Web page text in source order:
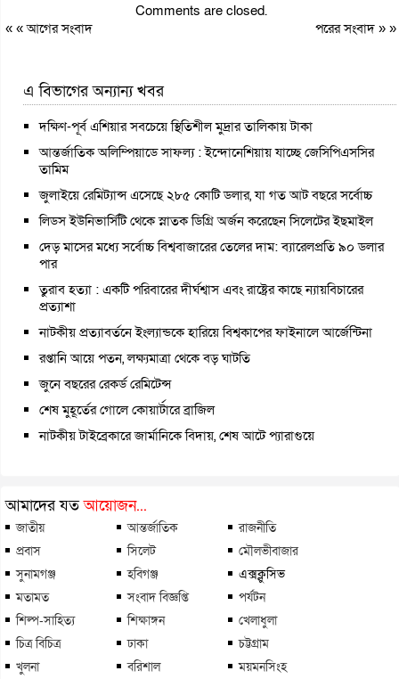
Comments are closed.
« «আগের সংবাদ পরের সংবাদ» »
এ বিভাগের অন্যান্য খবর
দক্ষিণ-পূর্ব এশিয়ার সবচেয়ে স্থিতিশীল মুদ্রার তালিকায় টাকা
আন্তর্জাতিক অলিম্পিয়াডে সাফল্য : ইন্দোনেশিয়ায় যাচ্ছে জেসিপিএসসির
তামিম
জুলাইয়ে রেমিট্যান্স এসেছে ২৮৫ কোটি ডলার, যা গত আট বছরে সর্বোচ্চ
লিডস ইউনিভার্সিটি থেকে স্নাতক ডিগ্রি অর্জন করেছেন সিলেটের ইছমাইল
দেড় মাসের মধ্যে সর্বোচ্চ বিশ্ববাজারের তেলের দাম: ব্যারেলপ্রতি ৯০ ডলার
পার
তুরাব হত্যা : একটি পরিবারের দীর্ঘশ্বাস এবং রাষ্ট্রের কাছে ন্যায়বিচারের
প্রত্যাশা
নাটকীয় প্রত্যাবর্তনে ইংল্যান্ডকে হারিয়ে বিশ্বকাপের ফাইনালে আর্জেন্টিনা
রপ্তানি আয়ে পতন, লক্ষ্যমাত্রা থেকে বড় ঘাটতি
জুনে বছরের রেকর্ড রেমিটেন্স
শেষ মুহূর্তের গোলে কোয়ার্টারে ব্রাজিল
নাটকীয় টাইব্রেকারে জার্মানিকে বিদায়, শেষ আটে প্যারাগুয়ে
আমাদের যতআয়োজন...
জাতীয় আন্তর্জাতিক
রাজনীতি
প্রবাস
সিলেট
মৌলভীবাজার
সুনামগঞ্জ
হবিগঞ্জ
এক্সক্লুসিভ
মতামত
সংবাদ বিজ্ঞপ্তি
পর্যটন
শিল্প-সাহিত্য
শিক্ষাঙ্গন
খেলাধুলা
চিত্র বিচিত্র
ঢাকা
চট্টগ্রাম
খুলনা
বরিশাল ময়মনসিংহ